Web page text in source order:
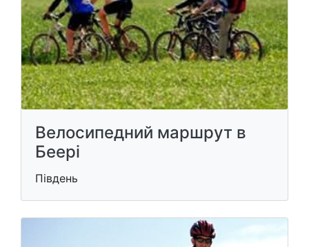
Велосипедний маршрут в
Беері
Південь